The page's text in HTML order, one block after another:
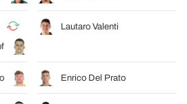
Lautaro Valenti
Enrico Del Prato